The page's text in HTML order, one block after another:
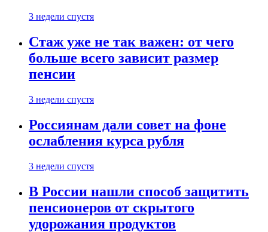
3 недели спустя
Стаж уже не так важен: от чего
больше всего зависит размер
пенсии
3 недели спустя
Россиянам дали совет на фоне
ослабления курса рубля
3 недели спустя
В России нашли способ защитить
пенсионеров от скрытого
удорожания продуктов